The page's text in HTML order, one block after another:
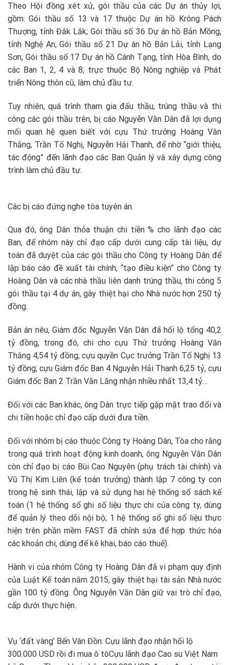
Theo Hội đồng xét xử, gói thầu của các Dự án thủy lợi,
gồm: Gói thầu số 13 và 17 thuộc Dự án hồ Krông Pách
Thượng, tỉnh Đắk Lắk; Gói thầu số 36 Dự án hồ Bản Mồng,
tỉnh Nghệ An; Gói thầu số 21 Dự án hồ Bản Lải, tỉnh Lạng
Sơn; Gói thầu số 17 Dự án hồ Cánh Tạng, tỉnh Hòa Bình, do
các Ban 1, 2, 4 và 8, trực thuộc Bộ Nông nghiệp và Phát
triển Nông thôn cũ, làm chủ đầu tư.
Tuy nhiên, quá trình tham gia đấu thầu, trúng thầu và thi
công các gói thầu trên, bị cáo Nguyễn Văn Dân đã lợi dụng
mối quan hệ quen biết với cựu Thứ trưởng Hoàng Văn
Thắng, Trần Tố Nghị, Nguyễn Hải Thanh, để nhờ “giới thiệu,
tác động” đến lãnh đạo các Ban Quản lý và xây dựng công
trình làm chủ đầu tư.
Các bị cáo đứng nghe tòa tuyên án.
Qua đó, ông Dân thỏa thuận chi tiền % cho lãnh đạo các
Ban, để nhóm này chỉ đạo cấp dưới cung cấp tài liệu, dự
toán đã duyệt của các gói thầu cho Công ty Hoàng Dân để
lập báo cáo đề xuất tài chính, “tạo điều kiện” cho Công ty
Hoàng Dân và các nhà thầu liên danh trúng thầu, thi công 5
gói thầu tại 4 dự án, gây thiệt hại cho Nhà nước hơn 250 tỷ
đồng.
Bản án nêu, Giám đốc Nguyễn Văn Dân đã hối lộ tổng 40,2
tỷ đồng, trong đó, chi cho cựu Thứ trưởng Hoàng Văn
Thắng 4,54 tỷ đồng; cựu quyền Cục trưởng Trần Tố Nghị 13
tỷ đồng; cựu Giám đốc Ban 4 Nguyễn Hải Thanh 6,25 tỷ, cựu
Giám đốc Ban 2 Trần Văn Lăng nhận nhiều nhất 13,4 tỷ…
Đối với các Ban khác, ông Dân trực tiếp gặp mặt trao đổi và
chi tiền hoặc chỉ đạo cấp dưới đưa tiền.
Đối với nhóm bị cáo thuộc Công ty Hoàng Dân, Tòa cho rằng
trong quá trình hoạt động kinh doanh, ông Nguyễn Văn Dân
còn chỉ đạo bị cáo Bùi Cao Nguyên (phụ trách tài chính) và
Vũ Thị Kim Liên (kế toán trưởng) thành lập 7 công ty con
trong hệ sinh thái, lập và sử dụng hai hệ thống sổ sách kế
toán (1 hệ thống sổ ghi số liệu thực chi của công ty, dùng
để quản lý theo dõi nội bộ; 1 hệ thống sổ ghi số liệu thực
hiện trên phần mềm FAST đã chỉnh sửa để hợp thức hóa
các khoản chi, dùng để kê khai, báo cáo thuế).
Hành vi của nhóm Công ty Hoàng Dân đã vi phạm quy định
của Luật Kế toán năm 2015, gây thiệt hại tài sản Nhà nước
gần 100 tỷ đồng. Ông Nguyễn Văn Dân giữ vai trò chỉ đạo,
cấp dưới thực hiện.
Vụ ‘đất vàng’ Bến Vân Đồn: Cựu lãnh đạo nhận hối lộ
300.000 USD rồi đi mua ô tôCựu lãnh đạo Cao su Việt Nam